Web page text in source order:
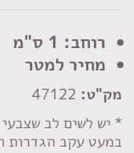
רוחב: 1 ס"מ
מחיר למטר
מק"ט:
* יש לשים לב שצבעי
במעט עקב הגדרות
אבנים
על
גומי
בז
בהיר